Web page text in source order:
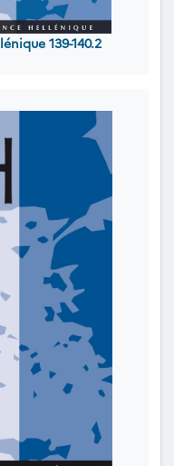
139-140.2